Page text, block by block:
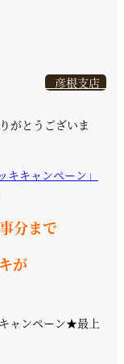
彦根支店
がとうございま
キャンペーン」
分まで
が